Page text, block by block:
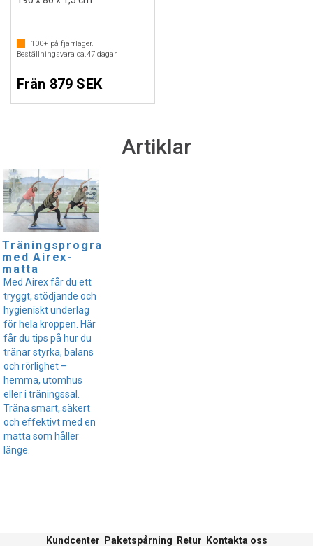
100+ på fjärrlager.
Beställningsvara ca.47 dagar
Från 879 SEK
Artiklar
Träningsprogram
med Airex-
matta
Med Airex får du ett
tryggt, stödjande och
hygieniskt underlag
för hela kroppen. Här
får du tips på hur du
tränar styrka, balans
och rörlighet –
hemma, utomhus
eller i träningssal.
Träna smart, säkert
och effektivt med en
matta som håller
länge.
Kundcenter Paketspårning Retur Kontakta oss